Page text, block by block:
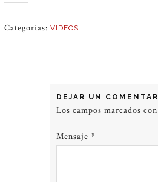
Categorias:VIDEOS
DEJAR UN
Los campos marcados
Mensaje*